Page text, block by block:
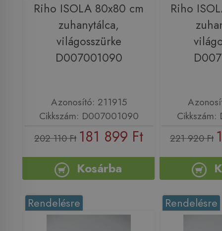
Riho ISOLA 80x80 cm
zuhanytálca,
világosszürke
D007001090
Azonosító: 211915
Cikkszám: D007001090
202 110 Ft 181 899 Ft
Kosárba
Riho
221 920 Ft
Rendelésre Rendelésre